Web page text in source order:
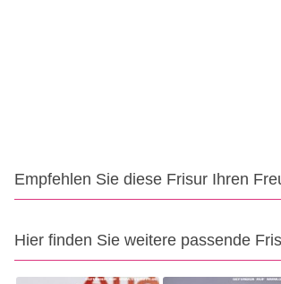
Empfehlen Sie diese Frisur Ihren
Hier finden Sie weitere passende